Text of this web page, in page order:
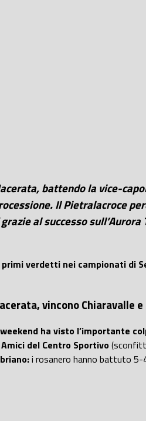
battendo la vice-
Il Pietralacroce
al successo
verdetti nei campionati di
vincono Chiaravalle
ha visto l’importante
Amici del Centro Sportivo
i rosanero hanno battuto 5-